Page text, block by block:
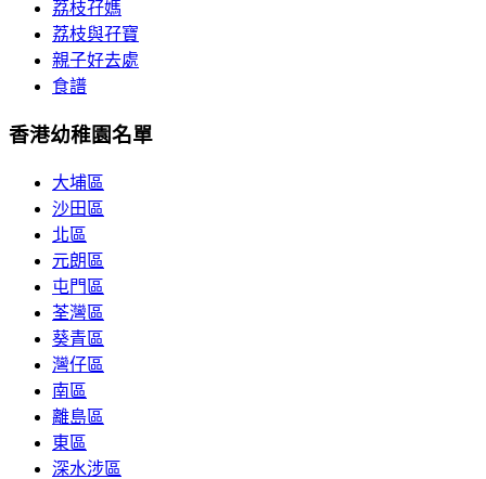
荔枝孖媽
荔枝與孖寶
親子好去處
食譜
香港幼稚園名單
大埔區
沙田區
北區
元朗區
屯門區
荃灣區
葵青區
灣仔區
南區
離島區
東區
深水涉區